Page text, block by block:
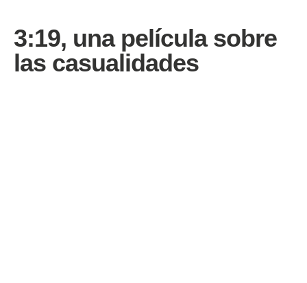
3:19, una película sobre
las casualidades